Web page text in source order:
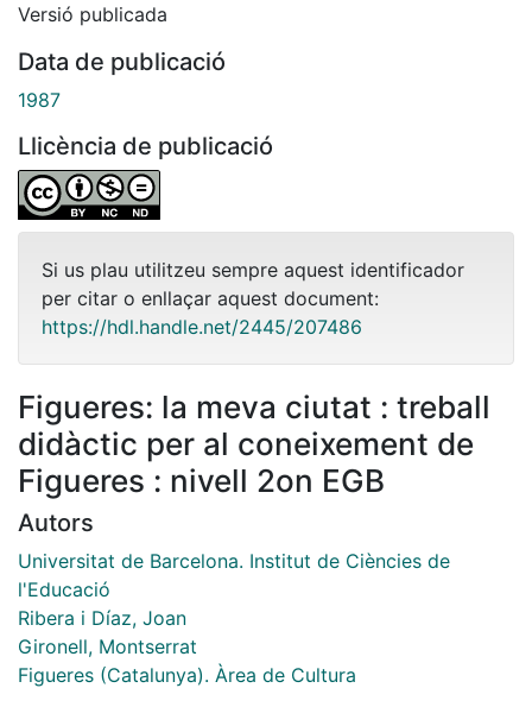
Versió publicada
Data de publicació
1987
Llicència de publicació
Si us plau utilitzeu sempre aquest identificador
per citar o enllaçar aquest document:
https://hdl.handle.net/2445/207486
Figueres: la meva ciutat : treball
didàctic per al coneixement de
Figueres : nivell 2on EGB
Autors
Universitat de Barcelona. Institut de Ciències de
l'Educació
Ribera i Díaz, Joan
Gironell, Montserrat
Figueres (Catalunya). Àrea de Cultura